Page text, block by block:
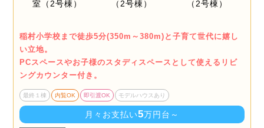
稲村小学校まで徒歩5分(350m～380m)と子育て世代に嬉し
い立地。
PCスペースやお子様のスタディスペースとして使えるリビ
ングカウンター付き。
最終１棟 内覧OK 即引渡OK モデルハウスあり
月々お支払い5万円台～